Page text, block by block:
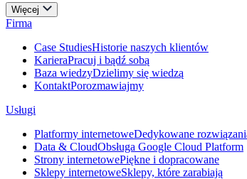
Więcej
Firma
Case StudiesHistorie naszych klientów
KarieraPracuj i bądź sobą
Baza wiedzyDzielimy się wiedzą
KontaktPorozmawiajmy
Usługi
Platformy internetoweDedykowane
Data & CloudObsługa Google Cloud Platform
Strony internetowePiękne i dopracowane
Sklepy internetoweSklepy, które zarabiają